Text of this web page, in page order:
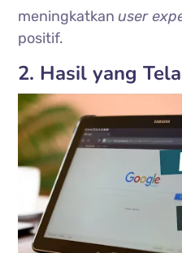
meningkatkanuser
positif.
2. Hasil yang